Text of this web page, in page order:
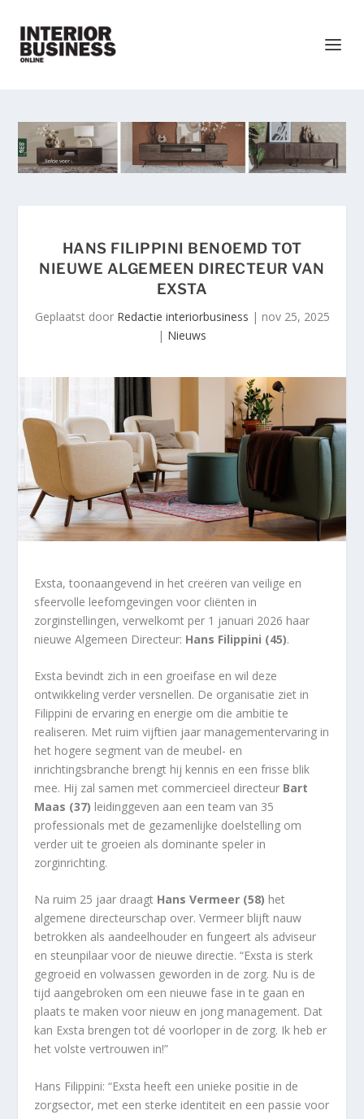
HANS FILIPPINI BENOEMD TOT
NIEUWE ALGEMEEN DIRECTEUR VAN
EXSTA
Geplaatst door Redactie interiorbusiness | nov 25, 2025
| Nieuws
Exsta, toonaangevend in het creëren van veilige en
sfeervolle leefomgevingen voor cliënten in
zorginstellingen, verwelkomt per 1 januari 2026 haar
nieuwe Algemeen Directeur: Hans Filippini (45).
Exsta bevindt zich in een groeifase en wil deze
ontwikkeling verder versnellen. De organisatie ziet in
Filippini de ervaring en energie om die ambitie te
realiseren. Met ruim vijftien jaar managementervaring in
het hogere segment van de meubel- en
inrichtingsbranche brengt hij kennis en een frisse blik
mee. Hij zal samen met commercieel directeur Bart
Maas (37) leidinggeven aan een team van 35
professionals met de gezamenlijke doelstelling om
verder uit te groeien als dominante speler in
zorginrichting.
Na ruim 25 jaar draagt Hans Vermeer (58) het
algemene directeurschap over. Vermeer blijft nauw
betrokken als aandeelhouder en fungeert als adviseur
en steunpilaar voor de nieuwe directie. “Exsta is sterk
gegroeid en volwassen geworden in de zorg. Nu is de
tijd aangebroken om een nieuwe fase in te gaan en
plaats te maken voor nieuw en jong management. Dat
kan Exsta brengen tot dé voorloper in de zorg. Ik heb er
het volste vertrouwen in!”
Hans Filippini: “Exsta heeft een unieke positie in de
zorgsector, met een sterke identiteit en een passie voor